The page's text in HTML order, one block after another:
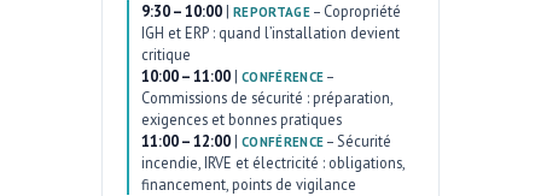
9:30 – 10:00 | REPORTAGE– Copropriété
IGH et ERP : quand l’installation devient
critique
10:00 – 11:00 | CONFÉRENCE –
Commissions de sécurité : préparation,
exigences et bonnes pratiques
11:00 – 12:00 | CONFÉRENCE – Sécurité
incendie, IRVE et électricité : obligations,
financement, points de vigilance